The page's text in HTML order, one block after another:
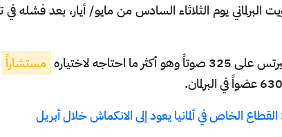
البرلماني يوم الثلاثاء السادس من مايو/ أيار، بعد فشله
أكثر ما احتاجه لاختياره
مستشاراً
القطاع الخاص في ألمانيا يعود إلى الانكماش خلال أبريل